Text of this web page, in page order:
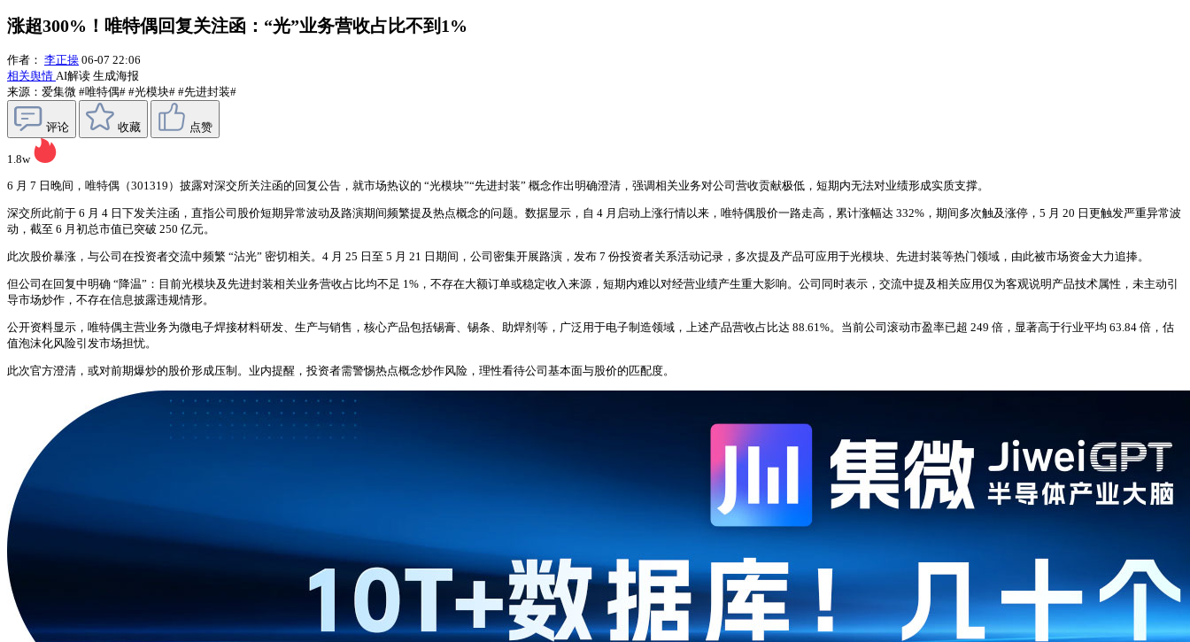
涨超300%！唯特偶回复关注函：“光”业务营收占比不到1%
作者： 李正操 06-07 22:06
相关舆情 AI解读 生成海报
来源：爱集微 #唯特偶# #光模块# #先进封装#
评论 收藏 点赞
1.8w
6 月 7 日晚间，唯特偶（301319）披露对深交所关注函的回复公告，就市场热议的 “光模块”“先进封装” 概念作出明确澄清，强调相关业务对公司营收贡献极低，短期内无法对业绩形成实质支撑。
深交所此前于 6 月 4 日下发关注函，直指公司股价短期异常波动及路演期间频繁提及热点概念的问题。数据显示，自 4 月启动上涨行情以来，唯特偶股价一路走高，累计涨幅达 332%，期间多次触及涨停，5 月 20 日更触发严重异常波
动，截至 6 月初总市值已突破 250 亿元。
此次股价暴涨，与公司在投资者交流中频繁 “沾光” 密切相关。4 月 25 日至 5 月 21 日期间，公司密集开展路演，发布 7 份投资者关系活动记录，多次提及产品可应用于光模块、先进封装等热门领域，由此被市场资金大力追捧。
但公司在回复中明确 “降温”：目前光模块及先进封装相关业务营收占比均不足 1%，不存在大额订单或稳定收入来源，短期内难以对经营业绩产生重大影响。公司同时表示，交流中提及相关应用仅为客观说明产品技术属性，未主动引
导市场炒作，不存在信息披露违规情形。
公开资料显示，唯特偶主营业务为微电子焊接材料研发、生产与销售，核心产品包括锡膏、锡条、助焊剂等，广泛用于电子制造领域，上述产品营收占比达 88.61%。当前公司滚动市盈率已超 249 倍，显著高于行业平均 63.84 倍，估
值泡沫化风险引发市场担忧。
此次官方澄清，或对前期爆炒的股价形成压制。业内提醒，投资者需警惕热点概念炒作风险，理性看待公司基本面与股价的匹配度。